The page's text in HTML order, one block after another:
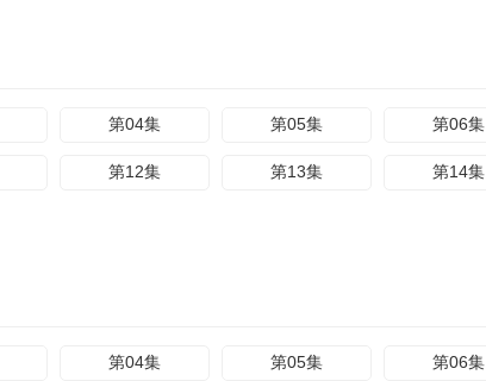
第04集 第05集 第06集
第12集 第13集 第14集
第04集 第05集 第06集